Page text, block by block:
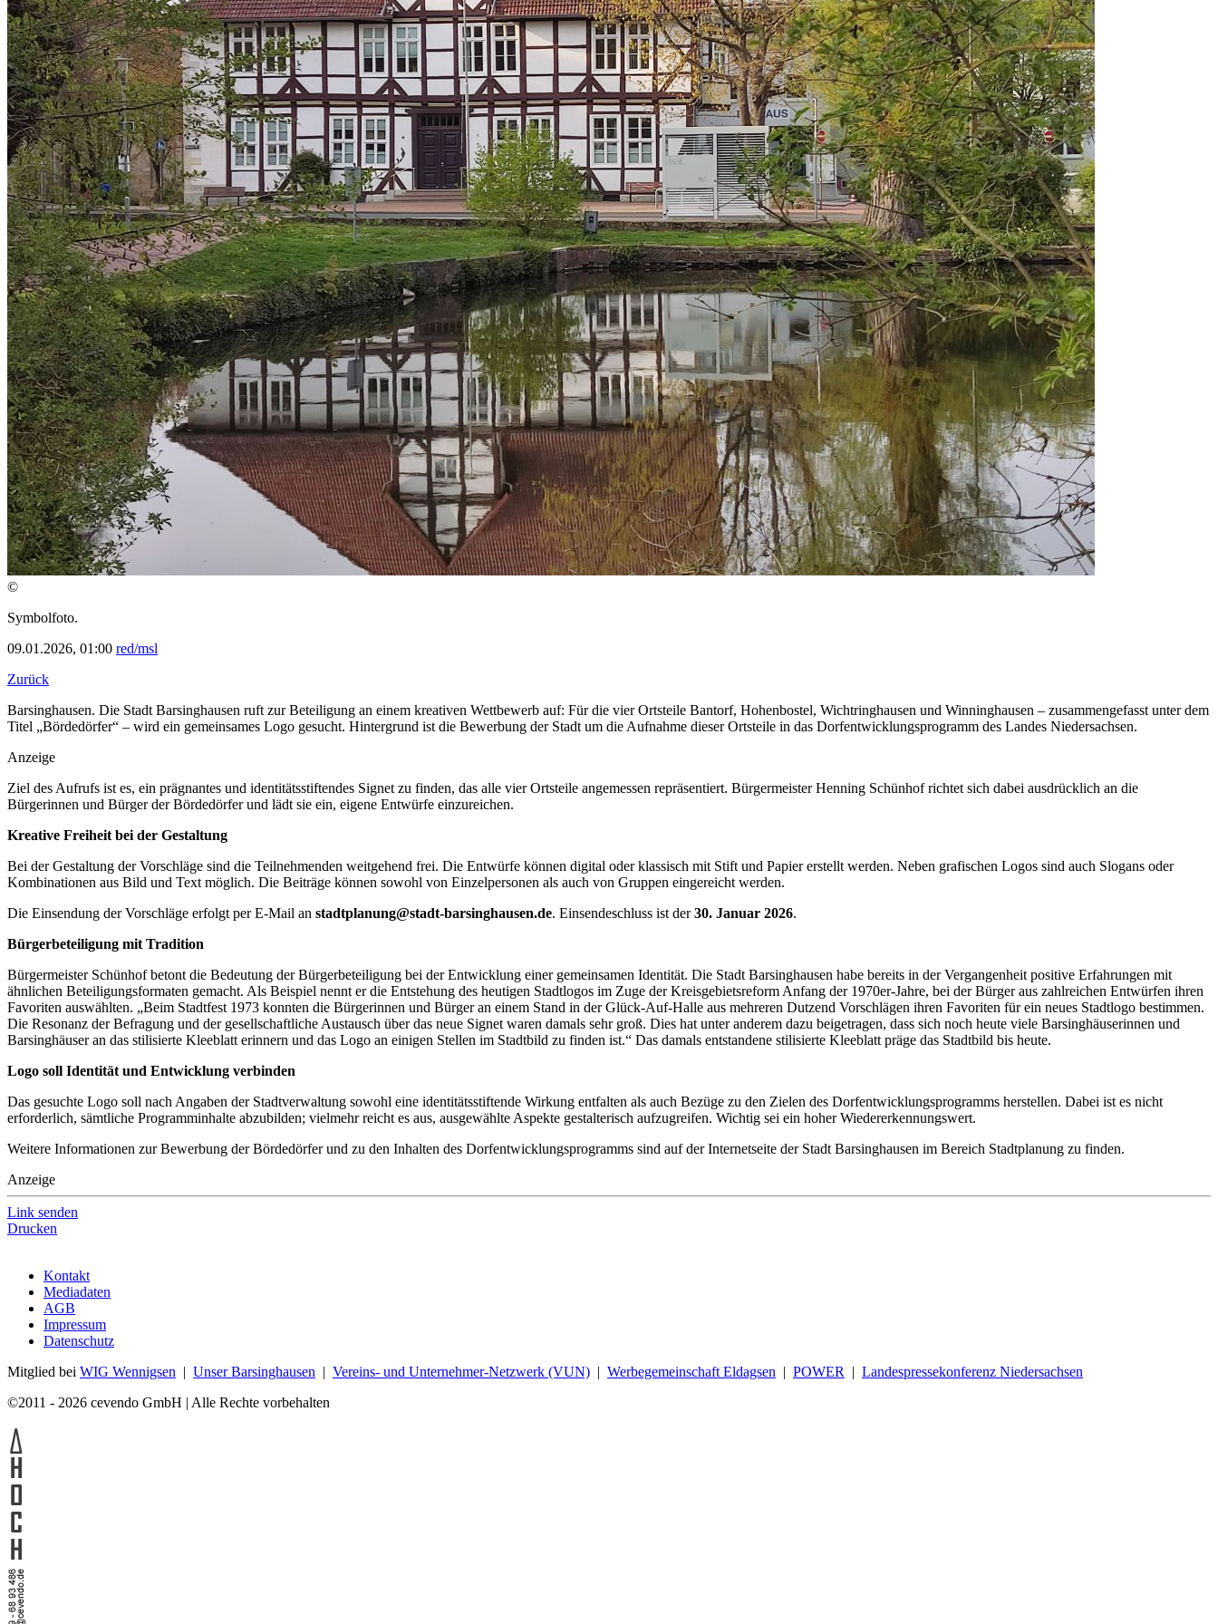
©
Symbolfoto.
09.01.2026, 01:00 red/msl
Zurück
Barsinghausen. Die Stadt Barsinghausen ruft zur Beteiligung an einem kreativen Wettbewerb auf: Für die vier Ortsteile Bantorf, Hohenbostel, Wichtringhausen und Winninghausen – zusammengefasst unter dem
Titel „Bördedörfer“ – wird ein gemeinsames Logo gesucht. Hintergrund ist die Bewerbung der Stadt um die Aufnahme dieser Ortsteile in das Dorfentwicklungsprogramm des Landes Niedersachsen.
Anzeige
Ziel des Aufrufs ist es, ein prägnantes und identitätsstiftendes Signet zu finden, das alle vier Ortsteile angemessen repräsentiert. Bürgermeister Henning Schünhof richtet sich dabei ausdrücklich an die
Bürgerinnen und Bürger der Bördedörfer und lädt sie ein, eigene Entwürfe einzureichen.
Kreative Freiheit bei der Gestaltung
Bei der Gestaltung der Vorschläge sind die Teilnehmenden weitgehend frei. Die Entwürfe können digital oder klassisch mit Stift und Papier erstellt werden. Neben grafischen Logos sind auch Slogans oder
Kombinationen aus Bild und Text möglich. Die Beiträge können sowohl von Einzelpersonen als auch von Gruppen eingereicht werden.
Die Einsendung der Vorschläge erfolgt per E-Mail an stadtplanung@stadt-barsinghausen.de. Einsendeschluss ist der30. Januar 2026.
Bürgerbeteiligung mit Tradition
Bürgermeister Schünhof betont die Bedeutung der Bürgerbeteiligung bei der Entwicklung einer gemeinsamen Identität. Die Stadt Barsinghausen habe bereits in der Vergangenheit positive Erfahrungen mit
ähnlichen Beteiligungsformaten gemacht. Als Beispiel nennt er die Entstehung des heutigen Stadtlogos im Zuge der Kreisgebietsreform Anfang der 1970er-Jahre, bei der Bürger aus zahlreichen Entwürfen ihren
Favoriten auswählten. „Beim Stadtfest 1973 konnten die Bürgerinnen und Bürger an einem Stand in der Glück-Auf-Halle aus mehreren Dutzend Vorschlägen ihren Favoriten für ein neues Stadtlogo bestimmen.
Die Resonanz der Befragung und der gesellschaftliche Austausch über das neue Signet waren damals sehr groß. Dies hat unter anderem dazu beigetragen, dass sich noch heute viele Barsinghäuserinnen und
Barsinghäuser an das stilisierte Kleeblatt erinnern und das Logo an einigen Stellen im Stadtbild zu finden ist.“ Das damals entstandene stilisierte Kleeblatt präge das Stadtbild bis heute.
Logo soll Identität und Entwicklung verbinden
Das gesuchte Logo soll nach Angaben der Stadtverwaltung sowohl eine identitätsstiftende Wirkung entfalten als auch Bezüge zu den Zielen des Dorfentwicklungsprogramms herstellen. Dabei ist es nicht
erforderlich, sämtliche Programminhalte abzubilden; vielmehr reicht es aus, ausgewählte Aspekte gestalterisch aufzugreifen. Wichtig sei ein hoher Wiedererkennungswert.
Weitere Informationen zur Bewerbung der Bördedörfer und zu den Inhalten des Dorfentwicklungsprogramms sind auf der Internetseite der Stadt Barsinghausen im Bereich Stadtplanung zu finden.
Anzeige
Link senden
Drucken
Kontakt
Mediadaten
AGB
Impressum
Datenschutz
Mitglied bei WIG Wennigsen | Unser Barsinghausen | Vereins- und Unternehmer-Netzwerk (VUN) | Werbegemeinschaft Eldagsen | POWER | Landespressekonferenz Niedersachsen
©2011 - 2026 cevendo GmbH | Alle Rechte vorbehalten